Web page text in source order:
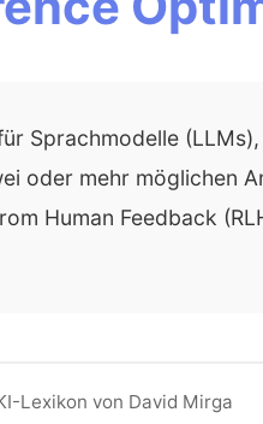
Sprachmodelle
oder mehr möglichen
Human Feedback
Lexikon von David Mirga